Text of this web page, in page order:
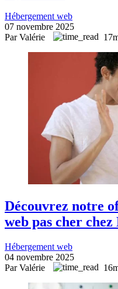
Hébergement web
07 novembre 2025
Par Valérie
Découvrez notre
web pas cher chez
Hébergement web
04 novembre 2025
Par Valérie